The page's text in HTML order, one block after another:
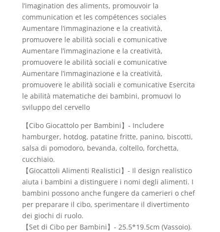
l’imagination des aliments, promouvoir la
communication et les compétences sociales
Aumentare l’immaginazione e la creatività,
promuovere le abilità sociali e comunicative
Aumentare l’immaginazione e la creatività,
promuovere le abilità sociali e comunicative
Aumentare l’immaginazione e la creatività,
promuovere le abilità sociali e comunicative Esercita
le abilità matematiche dei bambini, promuovi lo
sviluppo del cervello
【Cibo Giocattolo per Bambini】- Includere
hamburger, hotdog, patatine fritte, panino, biscotti,
salsa di pomodoro, bevanda, coltello, forchetta,
cucchiaio.
【Giocattoli Alimenti Realistici】- Il design realistico
aiuta i bambini a distinguere i nomi degli alimenti. I
bambini possono anche fungere da camerieri o chef
per preparare il cibo, sperimentare il divertimento
dei giochi di ruolo.
【Set di Cibo per Bambini】- 25.5*19.5cm (Vassoio).